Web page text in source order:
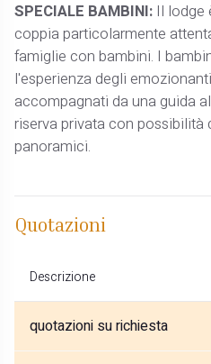
SPECIALE BAMBINI: Il lodge
coppia particolarmente
famiglie con bambini. I
l'esperienza degli
accompagnati da una guida
riserva privata con possibilità
panoramici.
Quotazioni
Descrizione
quotazioni su richiesta